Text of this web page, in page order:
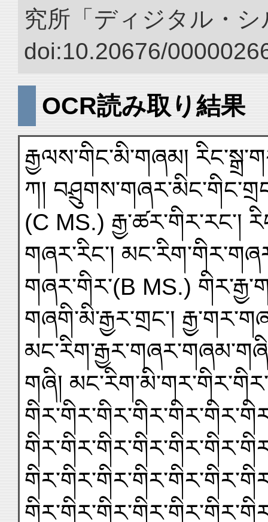
究所「ディジタル・
doi:10.20676/
OCR読み取り結果
རྒྱལས་གིང་མི་གཞམ།
ཀ།
(C MS.) རྒྱ་ཚར་གིར་རང་།
གཞར་རིང་།
གཞར་གིར་(B MS.)
གཞགི་མི་རྒྱར་གྲང་།
གཞི།